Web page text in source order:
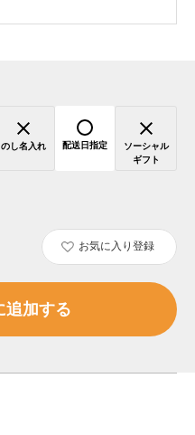
のし名入れ 配送日指定
ソーシャル
ギフト
お気に入り登録